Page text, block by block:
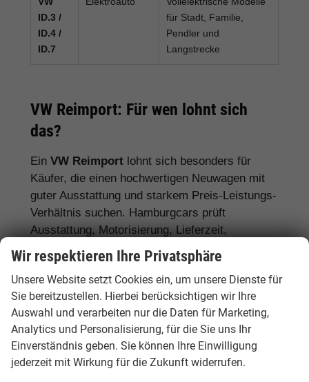
ID.3 /
ID.4 /
ID.7
für Stadt, Familie,
Pendler und
Langstrecke
VW Reimport: Für wen lohnt sich
das?
Ein VW Reimport lohnt sich besonders für
Käufer, die einen hochwertigen Neuwagen mit
guter Ausstattung und starkem Preis-Leistungs-
Verhältnis suchen. Hamburgcars prüft
Ausstattung, Motorisierung, Lieferzeit,
Garantiebedingungen und Fahrzeugdetails
transparent vor dem Kauf.
Für Stadtfahrer:VW Polo, VW Golf, VW
ID.3
Für Familien: VW Tiguan, VW Passat
Variant, VW Touran, VW Caddy
Wir respektieren Ihre Privatsphäre
Unsere Website setzt Cookies ein, um unsere Dienste für
Sie bereitzustellen. Hierbei berücksichtigen wir Ihre
Auswahl und verarbeiten nur die Daten für Marketing,
Analytics und Personalisierung, für die Sie uns Ihr
Einverständnis geben. Sie können Ihre Einwilligung
jederzeit mit Wirkung für die Zukunft widerrufen.